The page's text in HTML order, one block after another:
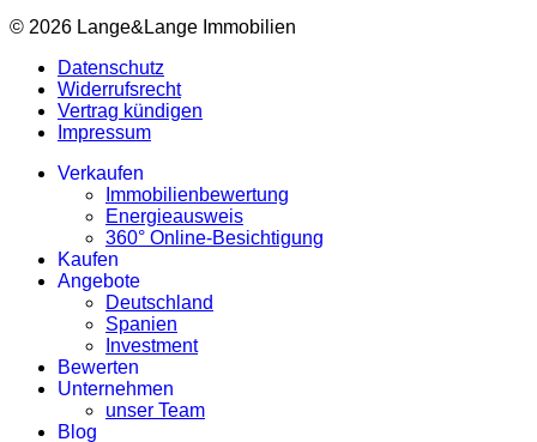
© 2026 Lange&Lange Immobilien
Datenschutz
Widerrufsrecht
Vertrag kündigen
Impressum
Verkaufen
Immobilienbewertung
Energieausweis
360° Online-Besichtigung
Kaufen
Angebote
Deutschland
Spanien
Investment
Bewerten
Unternehmen
unser Team
Blog